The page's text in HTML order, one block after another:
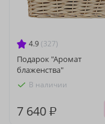
4.9 (327)
Подарок "Аромат
блаженства"
В наличии
7 640 ₽